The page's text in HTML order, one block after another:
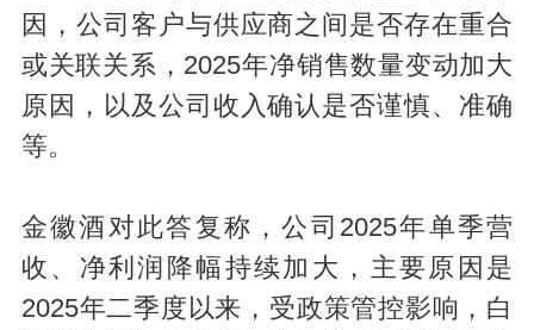
因，公司客户与供应商之间是否存在重合
或关联关系，2025年净销售数量变动加大
原因，以及公司收入确认是否谨慎、准确
等。
金徽酒对此答复称，公司2025年单季营
收、净利润降幅持续加大，主要原因是
2025年二季度以来，受政策管控影响，白